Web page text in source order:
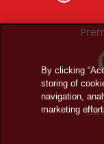
By clicking
storing of
navigation,
marketing